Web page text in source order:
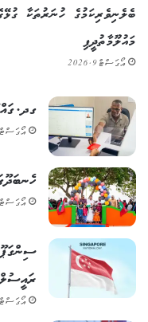
ބެލެނިވެރިކަމުގެ ހުނަރުތަކާ
މައުލޫމާތުދީފި
އޯގަސްޓް 9, 2026
ގދ.
އޯގަސްޓް 9, 2026
އޯގަސްޓް 9, 2026
އޯގަސްޓް 9, 2026